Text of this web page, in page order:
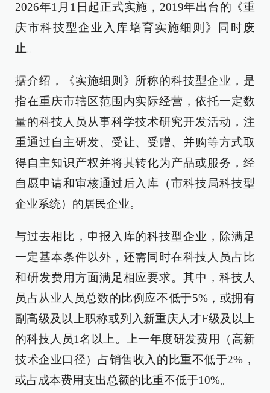
2026年1月1日起正式实施，2019年出台的《重
庆市科技型企业入库培育实施细则》同时废
止。
据介绍，《实施细则》所称的科技型企业，是
指在重庆市辖区范围内实际经营，依托一定数
量的科技人员从事科学技术研究开发活动，注
重通过自主研发、受让、受赠、并购等方式取
得自主知识产权并将其转化为产品或服务，经
自愿申请和审核通过后入库（市科技局科技型
企业系统）的居民企业。
与过去相比，申报入库的科技型企业，除满足
一定基本条件以外，还需同时在科技人员占比
和研发费用方面满足相应要求。其中，科技人
员占从业人员总数的比例应不低于5%，或拥有
副高级及以上职称或列入新重庆人才F级及以上
的科技人员1名以上。上一年度研发费用（高新
技术企业口径）占销售收入的比重不低于2%，
或占成本费用支出总额的比重不低于10%。